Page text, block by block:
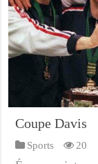
Coupe Davis
Sports 20